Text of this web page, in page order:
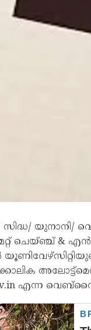
യുനാനി/
ചെയ്ഞ്ച്
എന്ന